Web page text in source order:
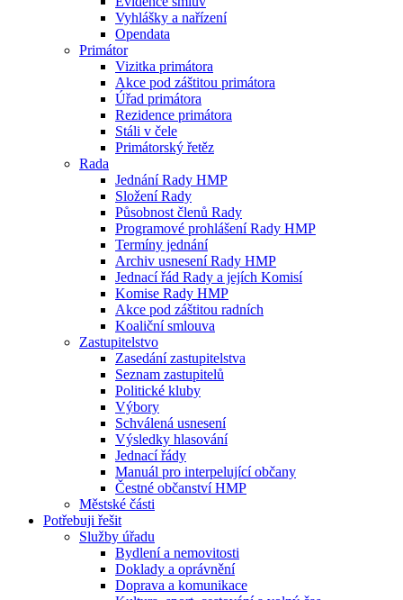
Vyhlášky a nařízení
Opendata
Primátor
Vizitka primátora
Akce pod záštitou primátora
Úřad primátora
Rezidence primátora
Stáli v čele
Primátorský řetěz
Rada
Jednání Rady HMP
Složení Rady
Působnost členů Rady
Programové prohlášení Rady HMP
Termíny jednání
Archiv usnesení Rady HMP
Jednací řád Rady a jejích Komisí
Komise Rady HMP
Akce pod záštitou radních
Koaliční smlouva
Zastupitelstvo
Zasedání zastupitelstva
Seznam zastupitelů
Politické kluby
Výbory
Schválená usnesení
Výsledky hlasování
Jednací řády
Manuál pro interpelující občany
Čestné občanství HMP
Městské části
Potřebuji řešit
Služby úřadu
Bydlení a nemovitosti
Doklady a oprávnění
Doprava a komunikace